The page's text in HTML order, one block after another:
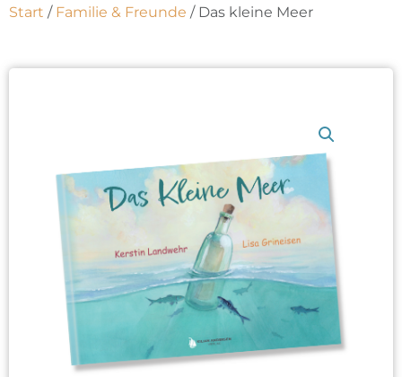
Start / Familie & Freunde / Das kleine Meer